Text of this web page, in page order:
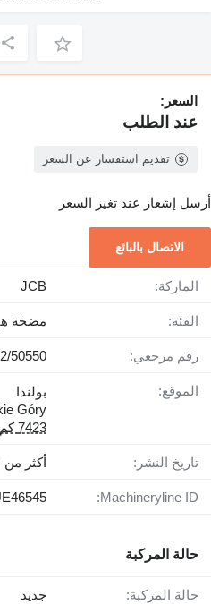
السعر:
عند الطلب
تقديم استفسار عن السعر
أرسل إشعار عند تغير السعر
الاتصال بالبائع
الماركة: JCB
الفئة: مضخة
رقم مرجعي: 50550
الموقع:
بولندا
Góry
7423 كم to "United States/Columbus"
تاريخ النشر: أكثر
Machineryline ID:
حالة المركبة
حالة المركبة: جديد